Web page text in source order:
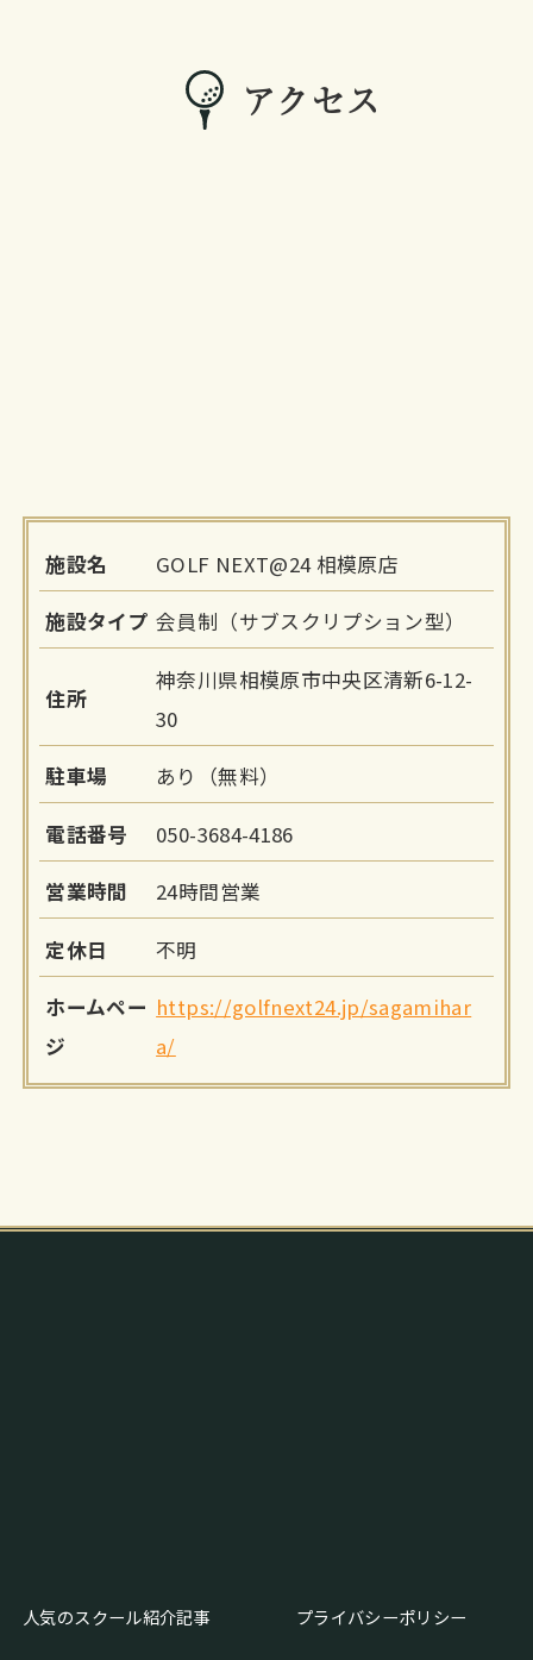
アクセス
施設名 GOLF NEXT@24 相模原店
施設タイプ 会員制（サブスクリプション型）
住所
神奈川県相模原市中央区清新6-12-
30
駐車場 あり（無料）
電話番号 050-3684-4186
営業時間 24時間営業
定休日 不明
ホームペー
ジ
https://golfnext24.jp/sagamihar
a/
人気のスクール紹介記事 プライバシーポリシー